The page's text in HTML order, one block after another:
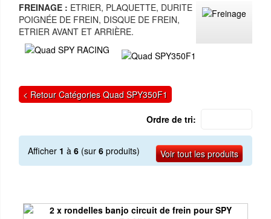
FREINAGE : ETRIER, PLAQUETTE, DURITE
POIGNÉE DE FREIN, DISQUE DE FREIN,
ETRIER AVANT ET ARRIÈRE.
< Retour Catégories Quad SPY350F1
Ordre de tri:
Afficher 1 à 6 (sur 6 produits) Voir tout les produits